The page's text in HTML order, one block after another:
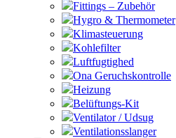
Fittings – Zubehör
Hygro & Thermometer
Klimasteuerung
Kohlefilter
Luftfugtighed
Ona Geruchskontrolle
Heizung
Belüftungs-Kit
Ventilator / Udsug
Ventilationsslanger